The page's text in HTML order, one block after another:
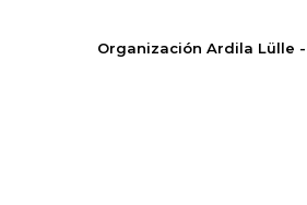
Organización Ardila Lülle